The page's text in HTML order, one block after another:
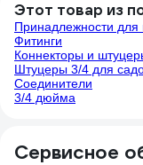
Этот товар из
Принадлежности
Фитинги
Коннекторы и
Штуцеры 3/4 для
Соединители
3/4 дюйма
Сервисное